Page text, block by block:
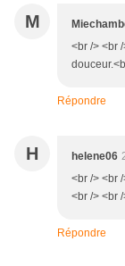
M
<br /> <br
Répondre
H helene06
<br /> <br
<br /> <br
Répondre